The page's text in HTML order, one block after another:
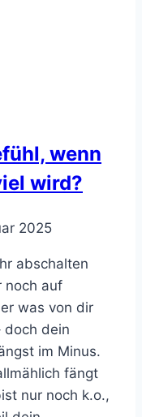
wenn
wird?
2025
abschalten
noch auf
was von dir
doch dein
im Minus.
fängt
nur noch k.o.,